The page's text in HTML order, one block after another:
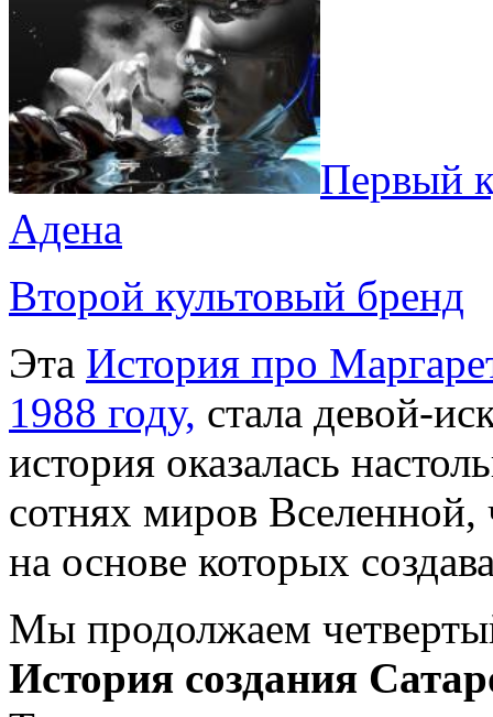
Первый
Адена
Второй культовый бренд
Эта История про
1988 году, стала девой-
история оказалась
сотнях миров Вселенной,
на основе которых
Мы продолжаем
История создания